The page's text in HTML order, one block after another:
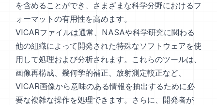
を含めることができ、さまざまな科学分野におけるフ
ォーマットの有用性を高めます。
VICARファイルは通常、NASAや科学研究に関わる
他の組織によって開発された特殊なソフトウェアを使
用して処理および分析されます。これらのツールは、
画像再構成、幾何学的補正、放射測定較正など、
VICAR画像から意味のある情報を抽出するために必
要な複雑な操作を処理できます。さらに、開発者が